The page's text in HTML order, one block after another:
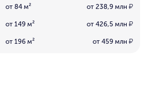
от 84 м² от 238,9 млн ₽
от 149 м² от 426,5 млн ₽
от 196 м² от 459 млн ₽